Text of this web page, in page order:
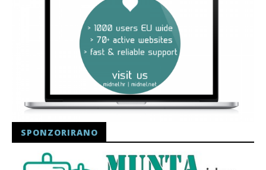
SPONZORIRANO